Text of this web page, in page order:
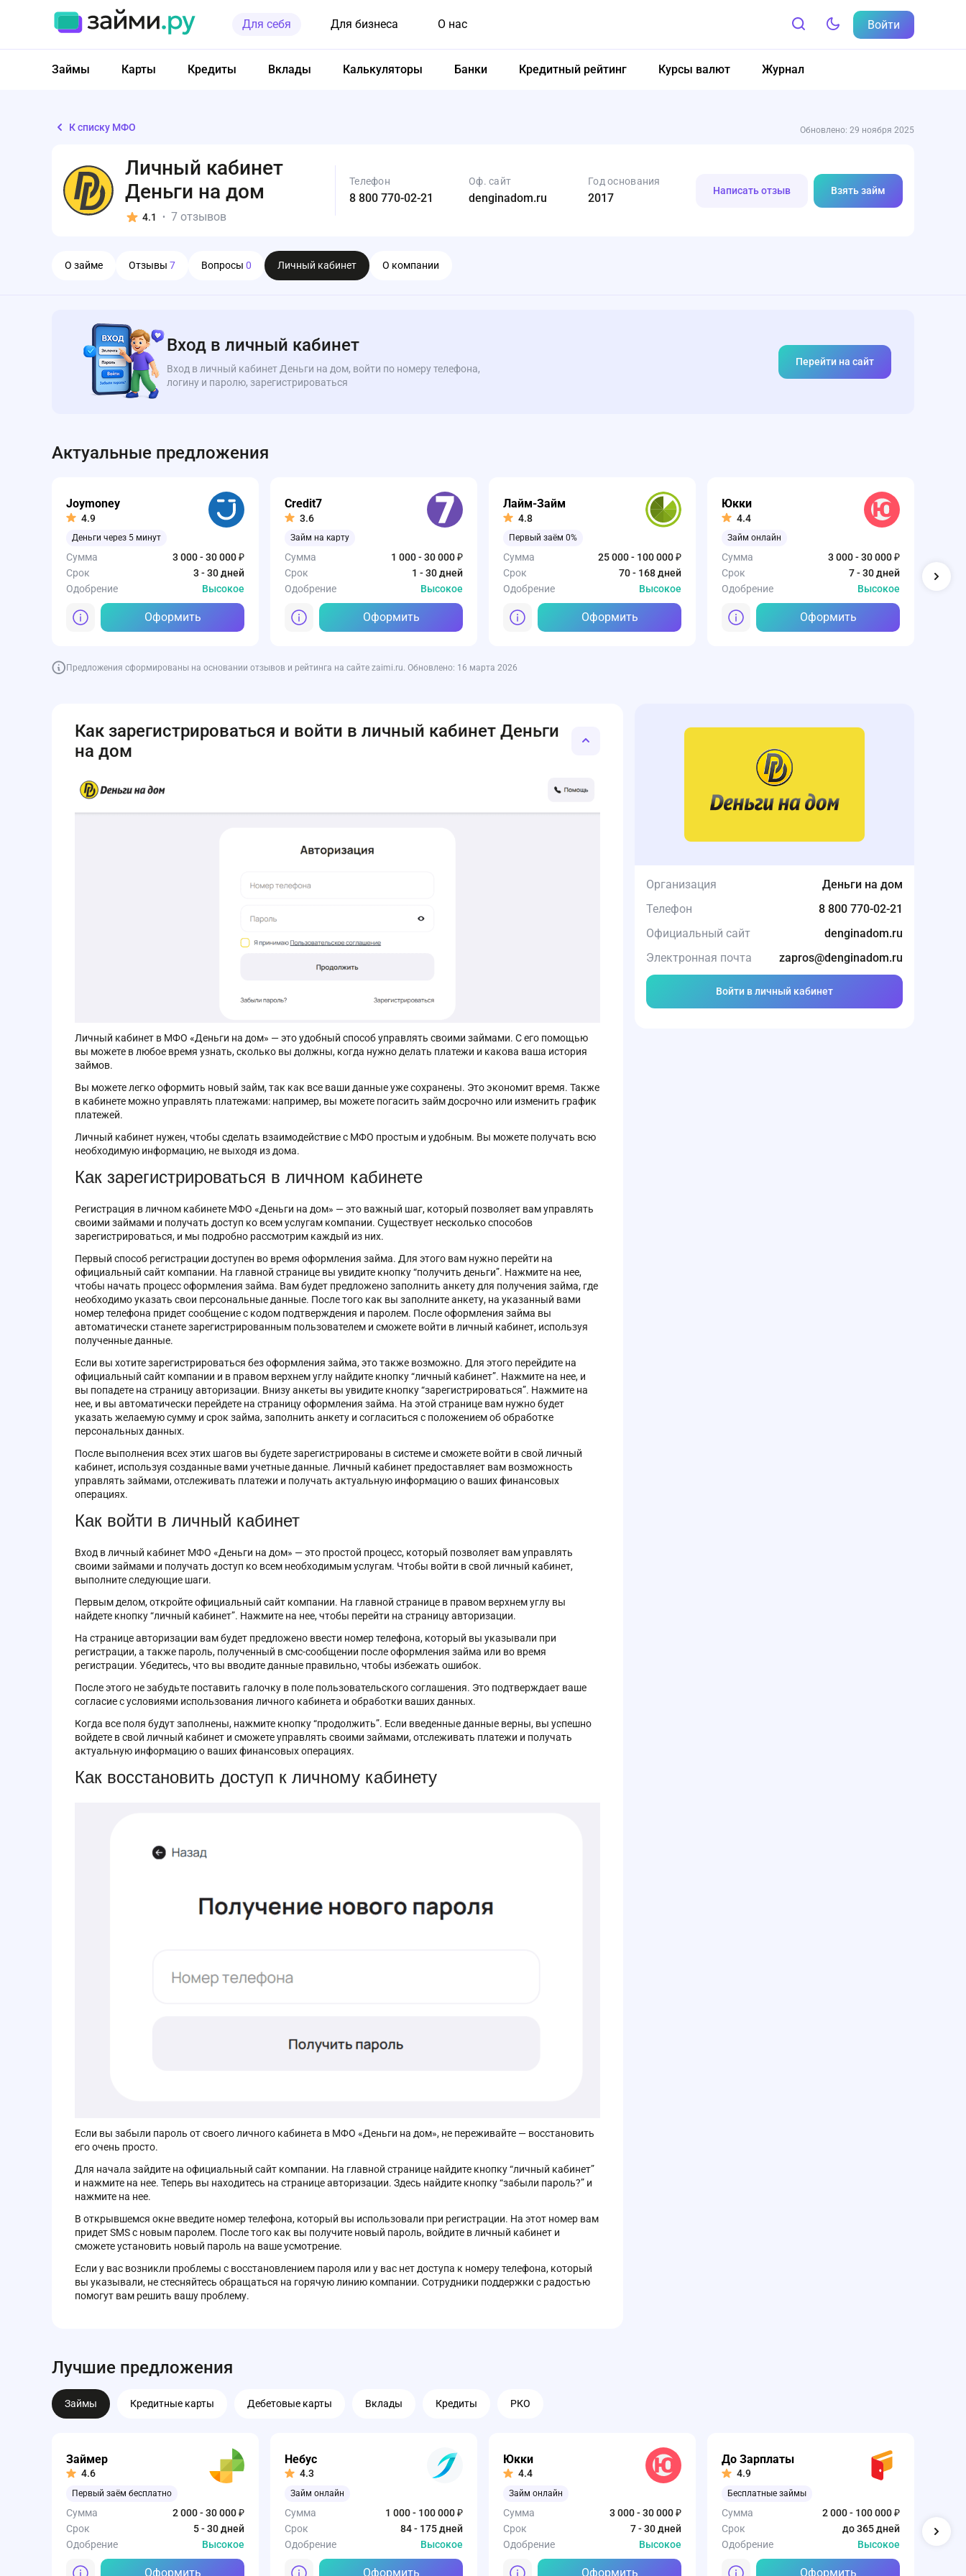
Для себя Для бизнеса О нас Войти
Займы Карты Кредиты Вклады Калькуляторы Банки Кредитный рейтинг Курсы валют Журнал
К списку МФО Обновлено: 29 ноября 2025
Личный кабинет
Деньги на дом
4.1 • 7 отзывов
Телефон
8 800 770-02-21
Оф. сайт
denginadom.ru
Год основания
2017
Написать отзыв Взять займ
О займе Отзывы 7 Вопросы 0 Личный кабинет О компании
Вход в личный кабинет
Вход в личный кабинет Деньги на дом, войти по номеру телефона,
логину и паролю, зарегистрироваться
Перейти на сайт
Актуальные предложения
Joymoney
4.9
Деньги через 5 минут
Сумма
3 000 - 30 000 ₽
Срок
3 - 30 дней
Одобрение
Высокое
Оформить
Credit7
3.6
Займ на карту
Сумма
1 000 - 30 000 ₽
Срок
1 - 30 дней
Одобрение
Высокое
Оформить
Лайм-Займ
4.8
Первый заём 0%
Сумма
25 000 - 100 000 ₽
Срок
70 - 168 дней
Одобрение
Высокое
Оформить
Юкки
4.4
Займ онлайн
Сумма
3 000 - 30 000 ₽
Срок
7 - 30 дней
Одобрение
Высокое
Оформить
Предложения сформированы на основании отзывов и рейтинга на сайте zaimi.ru. Обновлено: 16 марта 2026
Как зарегистрироваться и войти в личный кабинет Деньги
на дом
Личный кабинет в МФО «Деньги на дом» — это удобный способ управлять своими займами. С его помощью
вы можете в любое время узнать, сколько вы должны, когда нужно делать платежи и какова ваша история
займов.
Вы можете легко оформить новый займ, так как все ваши данные уже сохранены. Это экономит время. Также
в кабинете можно управлять платежами: например, вы можете погасить займ досрочно или изменить график
платежей.
Личный кабинет нужен, чтобы сделать взаимодействие с МФО простым и удобным. Вы можете получать всю
необходимую информацию, не выходя из дома.
Как зарегистрироваться в личном кабинете
Регистрация в личном кабинете МФО «Деньги на дом» — это важный шаг, который позволяет вам управлять
своими займами и получать доступ ко всем услугам компании. Существует несколько способов
зарегистрироваться, и мы подробно рассмотрим каждый из них.
Первый способ регистрации доступен во время оформления займа. Для этого вам нужно перейти на
официальный сайт компании. На главной странице вы увидите кнопку “получить деньги”. Нажмите на нее,
чтобы начать процесс оформления займа. Вам будет предложено заполнить анкету для получения займа, где
необходимо указать свои персональные данные. После того как вы заполните анкету, на указанный вами
номер телефона придет сообщение с кодом подтверждения и паролем. После оформления займа вы
автоматически станете зарегистрированным пользователем и сможете войти в личный кабинет, используя
полученные данные.
Если вы хотите зарегистрироваться без оформления займа, это также возможно. Для этого перейдите на
официальный сайт компании и в правом верхнем углу найдите кнопку “личный кабинет”. Нажмите на нее, и
вы попадете на страницу авторизации. Внизу анкеты вы увидите кнопку “зарегистрироваться”. Нажмите на
нее, и вы автоматически перейдете на страницу оформления займа. На этой странице вам нужно будет
указать желаемую сумму и срок займа, заполнить анкету и согласиться с положением об обработке
персональных данных.
После выполнения всех этих шагов вы будете зарегистрированы в системе и сможете войти в свой личный
кабинет, используя созданные вами учетные данные. Личный кабинет предоставляет вам возможность
управлять займами, отслеживать платежи и получать актуальную информацию о ваших финансовых
операциях.
Как войти в личный кабинет
Вход в личный кабинет МФО «Деньги на дом» — это простой процесс, который позволяет вам управлять
своими займами и получать доступ ко всем необходимым услугам. Чтобы войти в свой личный кабинет,
выполните следующие шаги.
Первым делом, откройте официальный сайт компании. На главной странице в правом верхнем углу вы
найдете кнопку “личный кабинет”. Нажмите на нее, чтобы перейти на страницу авторизации.
На странице авторизации вам будет предложено ввести номер телефона, который вы указывали при
регистрации, а также пароль, полученный в смс-сообщении после оформления займа или во время
регистрации. Убедитесь, что вы вводите данные правильно, чтобы избежать ошибок.
После этого не забудьте поставить галочку в поле пользовательского соглашения. Это подтверждает ваше
согласие с условиями использования личного кабинета и обработки ваших данных.
Когда все поля будут заполнены, нажмите кнопку “продолжить”. Если введенные данные верны, вы успешно
войдете в свой личный кабинет и сможете управлять своими займами, отслеживать платежи и получать
актуальную информацию о ваших финансовых операциях.
Как восстановить доступ к личному кабинету
Если вы забыли пароль от своего личного кабинета в МФО «Деньги на дом», не переживайте — восстановить
его очень просто.
Для начала зайдите на официальный сайт компании. На главной странице найдите кнопку “личный кабинет”
и нажмите на нее. Теперь вы находитесь на странице авторизации. Здесь найдите кнопку “забыли пароль?” и
нажмите на нее.
В открывшемся окне введите номер телефона, который вы использовали при регистрации. На этот номер вам
придет SMS с новым паролем. После того как вы получите новый пароль, войдите в личный кабинет и
сможете установить новый пароль на ваше усмотрение.
Если у вас возникли проблемы с восстановлением пароля или у вас нет доступа к номеру телефона, который
вы указывали, не стесняйтесь обращаться на горячую линию компании. Сотрудники поддержки с радостью
помогут вам решить вашу проблему.
Организация
Деньги на дом
Телефон
8 800 770-02-21
Официальный сайт
denginadom.ru
Электронная почта
zapros@denginadom.ru
Войти в личный кабинет
Лучшие предложения
Займы Кредитные карты Дебетовые карты Вклады Кредиты РКО
Займер
4.6
Первый заём бесплатно
Сумма
2 000 - 30 000 ₽
Срок
5 - 30 дней
Одобрение
Высокое
Оформить
Небус
4.3
Займ онлайн
Сумма
1 000 - 100 000 ₽
Срок
84 - 175 дней
Одобрение
Высокое
Оформить
Юкки
4.4
Займ онлайн
Сумма
3 000 - 30 000 ₽
Срок
7 - 30 дней
Одобрение
Высокое
Оформить
До Зарплаты
4.9
Бесплатные займы
Сумма
2 000 - 100 000 ₽
Срок
до 365 дней
Одобрение
Высокое
Оформить